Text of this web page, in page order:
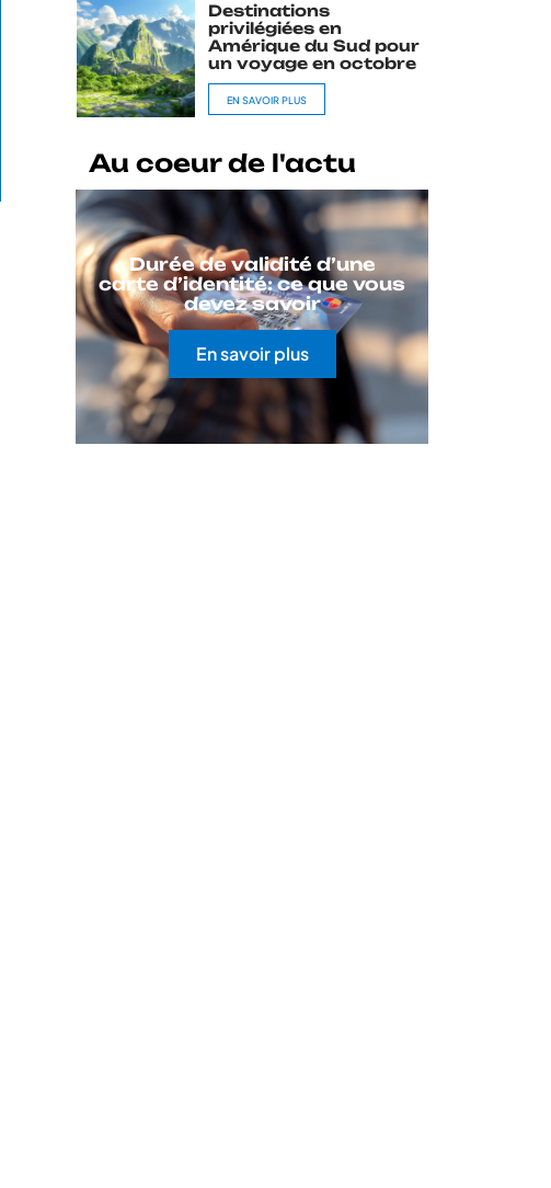
Destinations
privilégiées en
Amérique du Sud pour
un voyage en octobre
EN SAVOIR PLUS
Au coeur de l'actu
Durée de validité d’une
carte d’identité: ce que vous
devez savoir
En savoir plus